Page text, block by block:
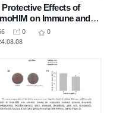
Protective Effects of
on Immune and
Systems
g-Irradiation
0
0